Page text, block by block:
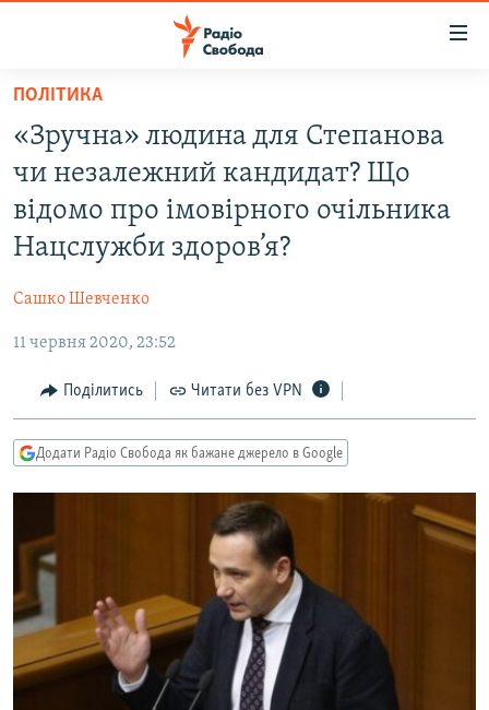
Перейти
основного
матеріалу
Перейти
до
основної
Перейти
до
ВСЕ ЗА ДОБУ
СТАТТІ
КУЛЬТУРА
СПОРТ
СВІТ
ВІЙНА
КРИМ.РЕАЛІЇ
ТИ ЯК?
КИТАЙ.ВИКЛИКИ
ФОТО
СПЕЦПРОЄКТИ
ПОДКАСТИ
КРИМ РЕАЛІЇ
ПОЛІТИКА
«Зручна» людина для Степанова
чи незалежний кандидат? Що
відомо про імовірного очільника
Нацслужби здоров’я?
Сашко Шевченко
11 червня 2020, 23:52
Поділитись Читати без VPN
Додати Радіо Свобода як бажане джерело в Google